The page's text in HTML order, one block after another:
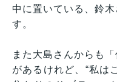
中に置いている、鈴
す。
また大島さんからも
があるけれど、“私は